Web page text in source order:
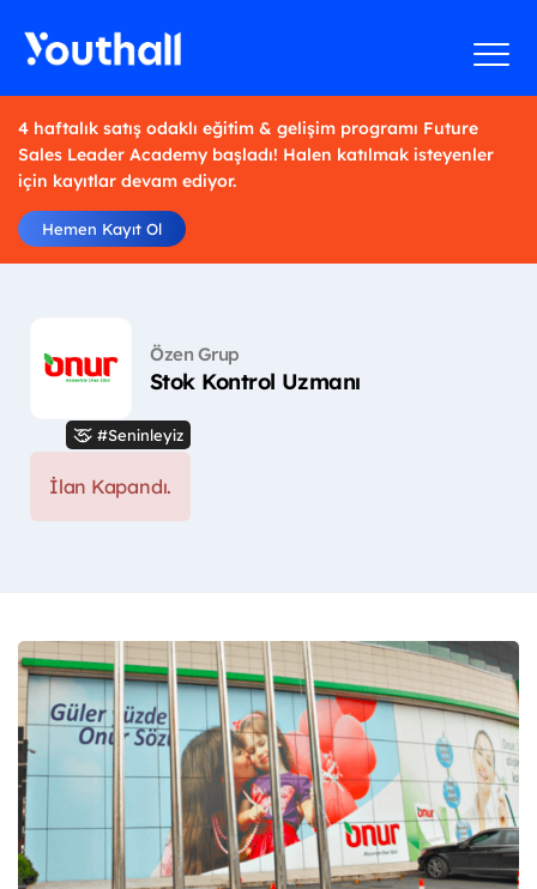
4 haftalık satış odaklı eğitim & gelişim programı Future
Sales Leader Academy başladı! Halen katılmak isteyenler
için kayıtlar devam ediyor.
Hemen Kayıt Ol
Özen Grup
Stok Kontrol Uzmanı
#Seninleyiz
İlan Kapandı.